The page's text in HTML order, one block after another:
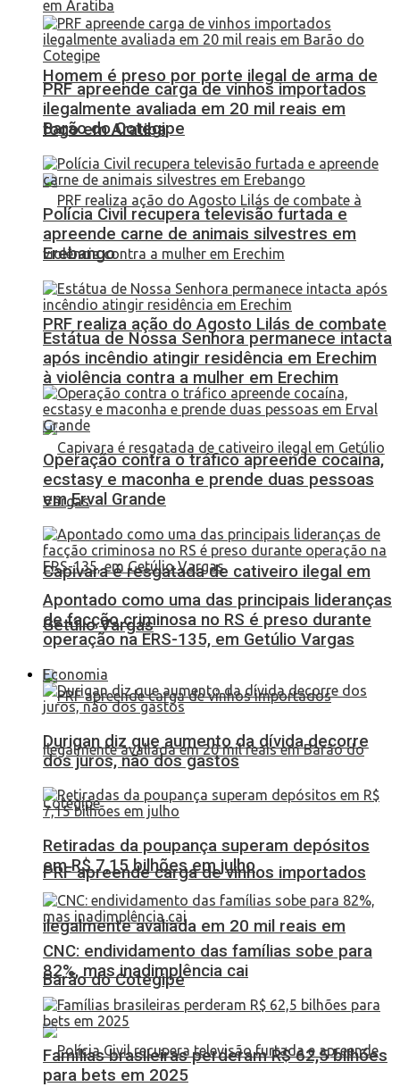
Homem é preso por porte ilegal de arma de
fogo em Aratiba
PRF realiza ação do Agosto Lilás de combate
à violência contra a mulher em Erechim
Capivara é resgatada de cativeiro ilegal em
Getúlio Vargas
PRF apreende carga de vinhos importados
ilegalmente avaliada em 20 mil reais em
Barão do Cotegipe
PRF apreende carga de vinhos importados
ilegalmente avaliada em 20 mil reais em
Barão do Cotegipe
Polícia Civil recupera televisão furtada e
apreende carne de animais silvestres em
Erebango
Estátua de Nossa Senhora permanece intacta
após incêndio atingir residência em Erechim
Operação contra o tráfico apreende cocaína,
ecstasy e maconha e prende duas pessoas
em Erval Grande
Apontado como uma das principais lideranças
de facção criminosa no RS é preso durante
operação na ERS-135, em Getúlio Vargas
Economia
Durigan diz que aumento da dívida decorre
dos juros, não dos gastos
Retiradas da poupança superam depósitos
em R$ 7,15 bilhões em julho
CNC: endividamento das famílias sobe para
82%, mas inadimplência cai
Famílias brasileiras perderam R$ 62,5 bilhões
para bets em 2025